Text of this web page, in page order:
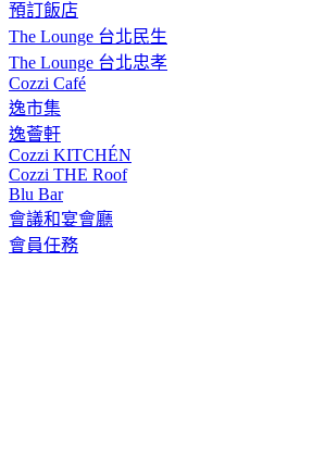
預訂飯店
The Lounge 台北民生
The Lounge 台北忠孝
Cozzi Café
逸市集
逸薈軒
Cozzi KITCHÉN
Cozzi THE Roof
Blu Bar
會議和宴會廳
會員任務